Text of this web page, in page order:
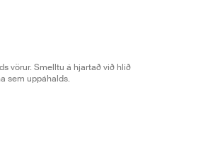
vörur. Smelltu á hjartað við hlið
sem uppáhalds.